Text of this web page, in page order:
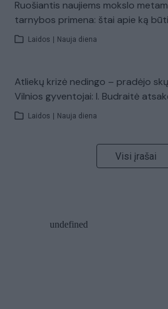
Ruošiantis naujiems mokslo
tarnybos primena: štai apie ką
Laidos Nauja diena
Atliekų krizė nedingo – pradėjo
Vilnios gyventojai: I. Budraitė
Laidos Nauja diena
Visi įrašai